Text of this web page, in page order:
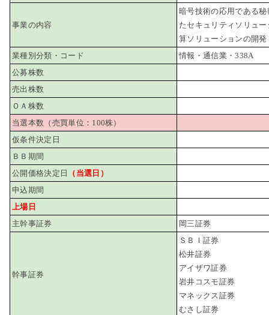
事業の内容
暗号技術の応用である
たセキュリティソリュ
算ソリューションの開発
業種別分類・コード
情報・通信業・338A
公募株数
売出株数
ＯＡ株数
当選本数（売買単位：100株）
仮条件決定日
ＢＢ期間
公開価格決定日
（当選日）
申込期間
上場日
主幹事証券
岡三証券
幹事証券
ＳＢＩ証券
松井証券
アイザワ証券
岩井コスモ証券
マネックス証券
むさし証券